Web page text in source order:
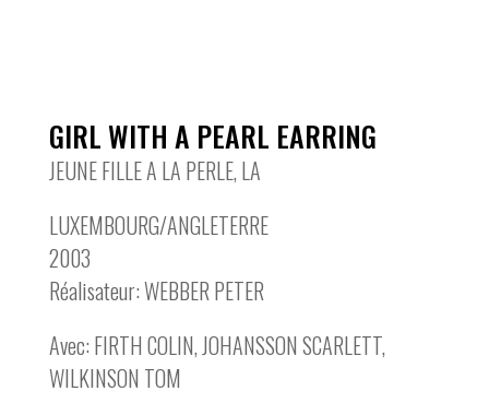
GIRL WITH A PEARL EARRING
JEUNE FILLE A LA PERLE, LA
LUXEMBOURG/ANGLETERRE
2003
Réalisateur: WEBBER PETER
Avec: FIRTH COLIN, JOHANSSON SCARLETT,
WILKINSON TOM